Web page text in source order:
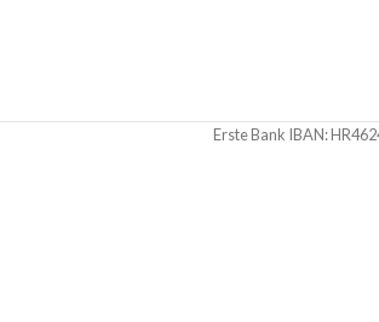
Erste Bank IBAN: